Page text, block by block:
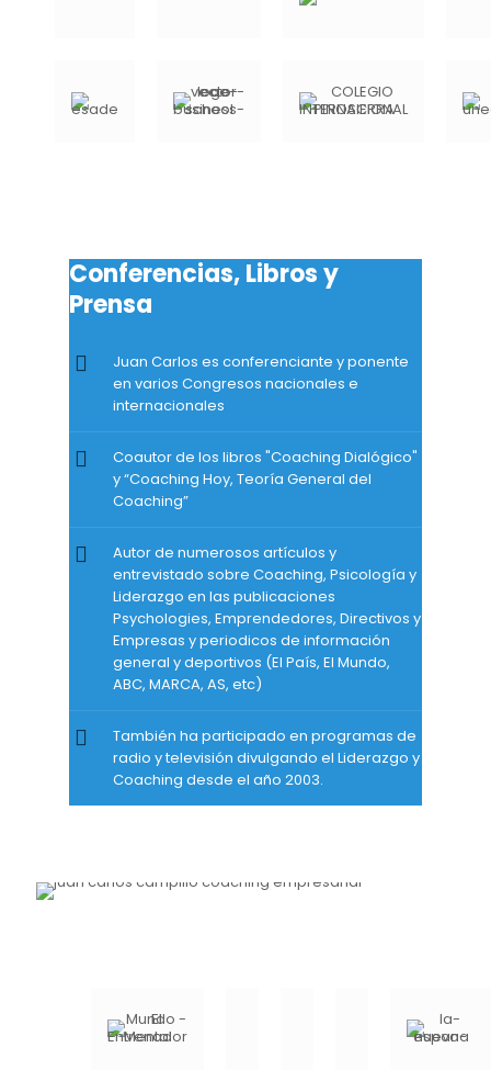
Conferencias, Libros y
Prensa
Juan Carlos es conferenciante y ponente
en varios Congresos nacionales e
internacionales
Coautor de los libros "Coaching Dialógico"
y “Coaching Hoy, Teoría General del
Coaching”
Autor de numerosos artículos y
entrevistado sobre Coaching, Psicología y
Liderazgo en las publicaciones
Psychologies, Emprendedores, Directivos y
Empresas y periodicos de información
general y deportivos (El País, El Mundo,
ABC, MARCA, AS, etc)
También ha participado en programas de
radio y televisión divulgando el Liderazgo y
Coaching desde el año 2003.